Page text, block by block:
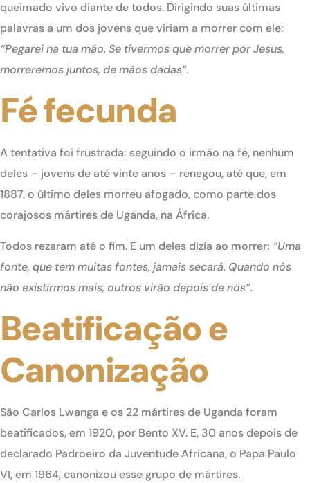
queimado vivo diante de todos. Dirigindo suas últimas
palavras a um dos jovens que viriam a morrer com ele:
“Pegarei na tua mão. Se tivermos que morrer por Jesus,
morreremos juntos, de mãos dadas”.
Fé fecunda
A tentativa foi frustrada: seguindo o irmão na fé, nenhum
deles – jovens de até vinte anos – renegou, até que, em
1887, o último deles morreu afogado, como parte dos
corajosos mártires de Uganda, na África.
Todos rezaram até o fim. E um deles dizia ao morrer: “Uma
fonte, que tem muitas fontes, jamais secará. Quando nós
não existirmos mais, outros virão depois de nós”.
Beatificação e
Canonização
São Carlos Lwanga e os 22 mártires de Uganda foram
beatificados, em 1920, por Bento XV. E, 30 anos depois de
declarado Padroeiro da Juventude Africana, o Papa Paulo
VI, em 1964, canonizou esse grupo de mártires.